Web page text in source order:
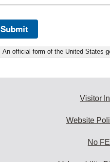
Submit
An official form of the United States
Visitor
Website
No